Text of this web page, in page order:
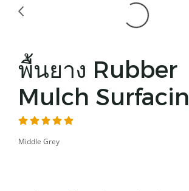
พื้นยาง Rubber
Mulch
Middle Grey